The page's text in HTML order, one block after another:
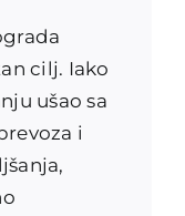
cilj. Iako
ušao sa
i